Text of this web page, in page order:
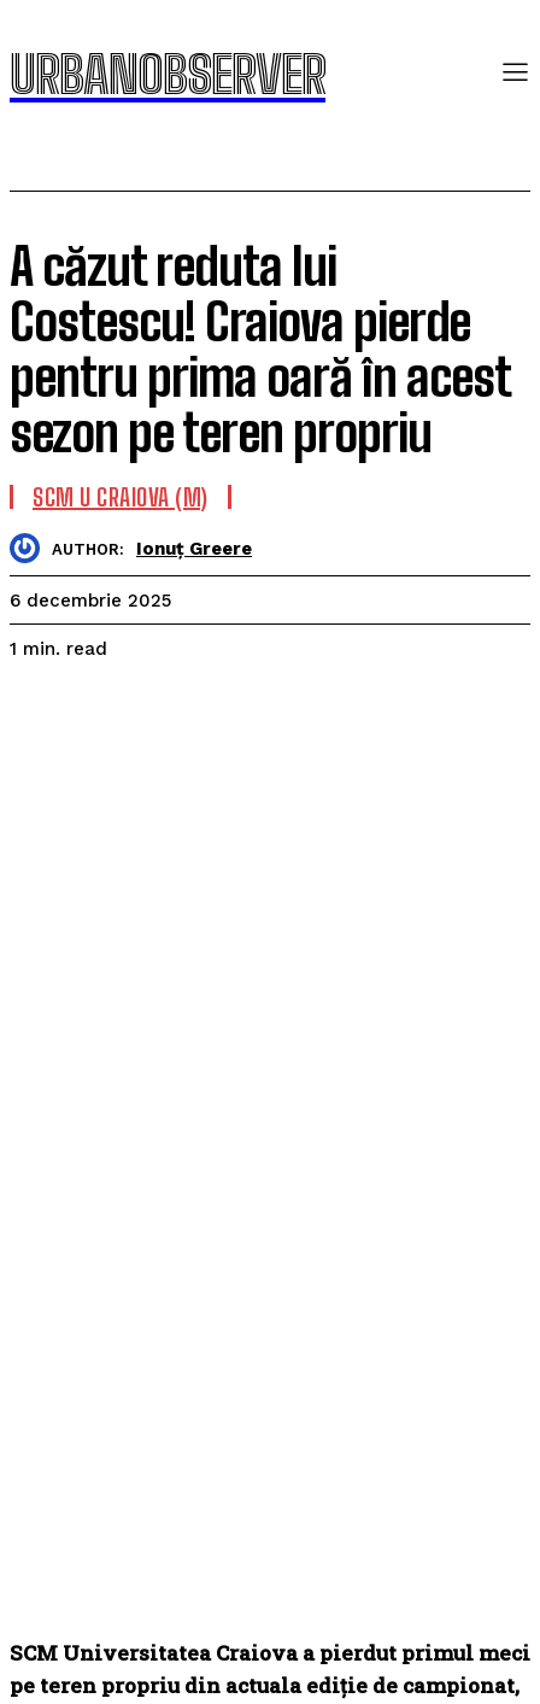
URBANOBSERVER
A căzut reduta lui
Costescu! Craiova pierde
pentru prima oară în acest
sezon pe teren propriu
SCM U CRAIOVA (M)
AUTHOR: Ionuț Greere
6 decembrie 2025
1 min. read
SCM Universitatea Craiova a pierdut primul meci
pe teren propriu din actuala ediție de campionat,